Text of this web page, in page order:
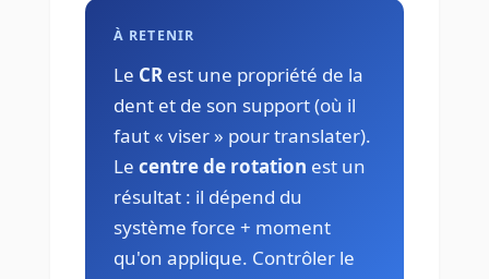
À RETENIR
Le CR est une propriété de la
dent et de son support (où il
faut « viser » pour translater).
Le centre de rotation est un
résultat : il dépend du
système force + moment
qu'on applique. Contrôler le